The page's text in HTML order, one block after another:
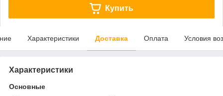
Купить
Характеристики Доставка Оплата Условия
Характеристики
Основные